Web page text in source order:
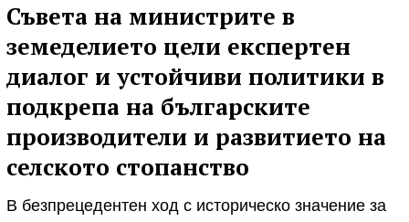
Съвета на министрите в
земеделието цели експертен
диалог и устойчиви политики в
подкрепа на българските
производители и развитието на
селското стопанство
В безпрецедентен ход с историческо значение за